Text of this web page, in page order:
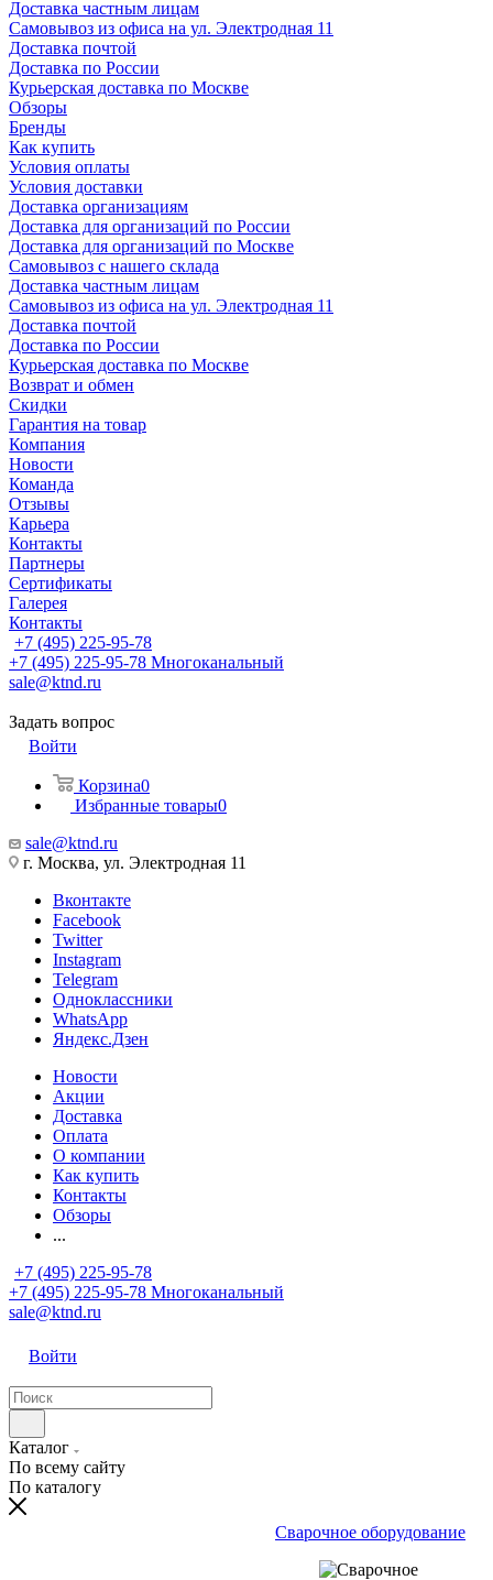
Доставка частным лицам
Самовывоз из офиса на ул. Электродная 11
Доставка почтой
Доставка по России
Курьерская доставка по Москве
Обзоры
Бренды
Как купить
Условия оплаты
Условия доставки
Доставка организациям
Доставка для организаций по России
Доставка для организаций по Москве
Самовывоз с нашего склада
Доставка частным лицам
Самовывоз из офиса на ул. Электродная 11
Доставка почтой
Доставка по России
Курьерская доставка по Москве
Возврат и обмен
Скидки
Гарантия на товар
Компания
Новости
Команда
Отзывы
Карьера
Контакты
Партнеры
Сертификаты
Галерея
Контакты
+7 (495) 225-95-78
+7 (495) 225-95-78 Многоканальный
sale@ktnd.ru
Задать вопрос
Войти
Корзина0
Избранные товары0
sale@ktnd.ru
г. Москва, ул. Электродная 11
Вконтакте
Facebook
Twitter
Instagram
Telegram
Одноклассники
WhatsApp
Яндекс.Дзен
Новости
Акции
Доставка
Оплата
О компании
Как купить
Контакты
Обзоры
...
+7 (495) 225-95-78
+7 (495) 225-95-78 Многоканальный
sale@ktnd.ru
Войти
Каталог
По всему сайту
По каталогу
Сварочное оборудование